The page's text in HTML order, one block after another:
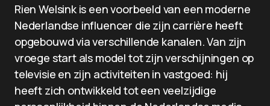
Rien Welsink is een voorbeeld van een moderne
Nederlandse influencer die zijn carrière heeft
opgebouwd via verschillende kanalen. Van zijn
vroege start als model tot zijn verschijningen op
televisie en zijn activiteiten in vastgoed: hij
heeft zich ontwikkeld tot een veelzijdige